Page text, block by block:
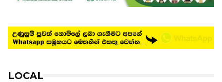
LOCAL